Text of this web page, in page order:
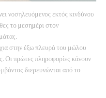
νοσηλευόμενος εκτός κινδύνου
το μεσημέρι στον
στην έξω πλευρά του μώλου
Οι πρώτες πληροφορίες κάνουν
διερευνώνται από το